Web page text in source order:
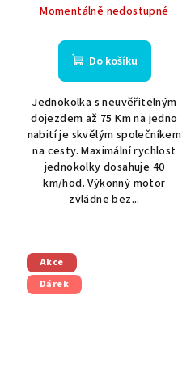
Momentálně nedostupné
Do košíku
Jednokolka s neuvěřitelným
dojezdem až 75 Km na jedno
nabití je skvělým společníkem
na cesty. Maximální rychlost
jednokolky dosahuje 40
km/hod. Výkonný motor
zvládne bez...
Akce
Dárek